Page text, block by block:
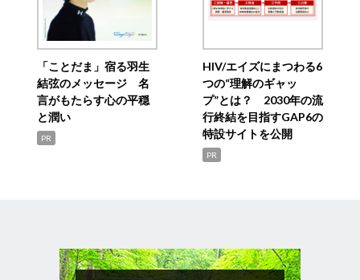
「ことだま」宿る羽生
結弦のメッセージ 名
言がもたらす心の平穏
と潤い
PR
HIV/エイズにまつわる6
つの“理解のギャッ
プ”とは？ 2030年の流
行終結を目指すGAP6の
特設サイトを公開
PR